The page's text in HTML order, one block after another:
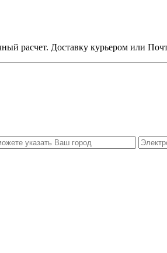
расчет. Доставку курьером или